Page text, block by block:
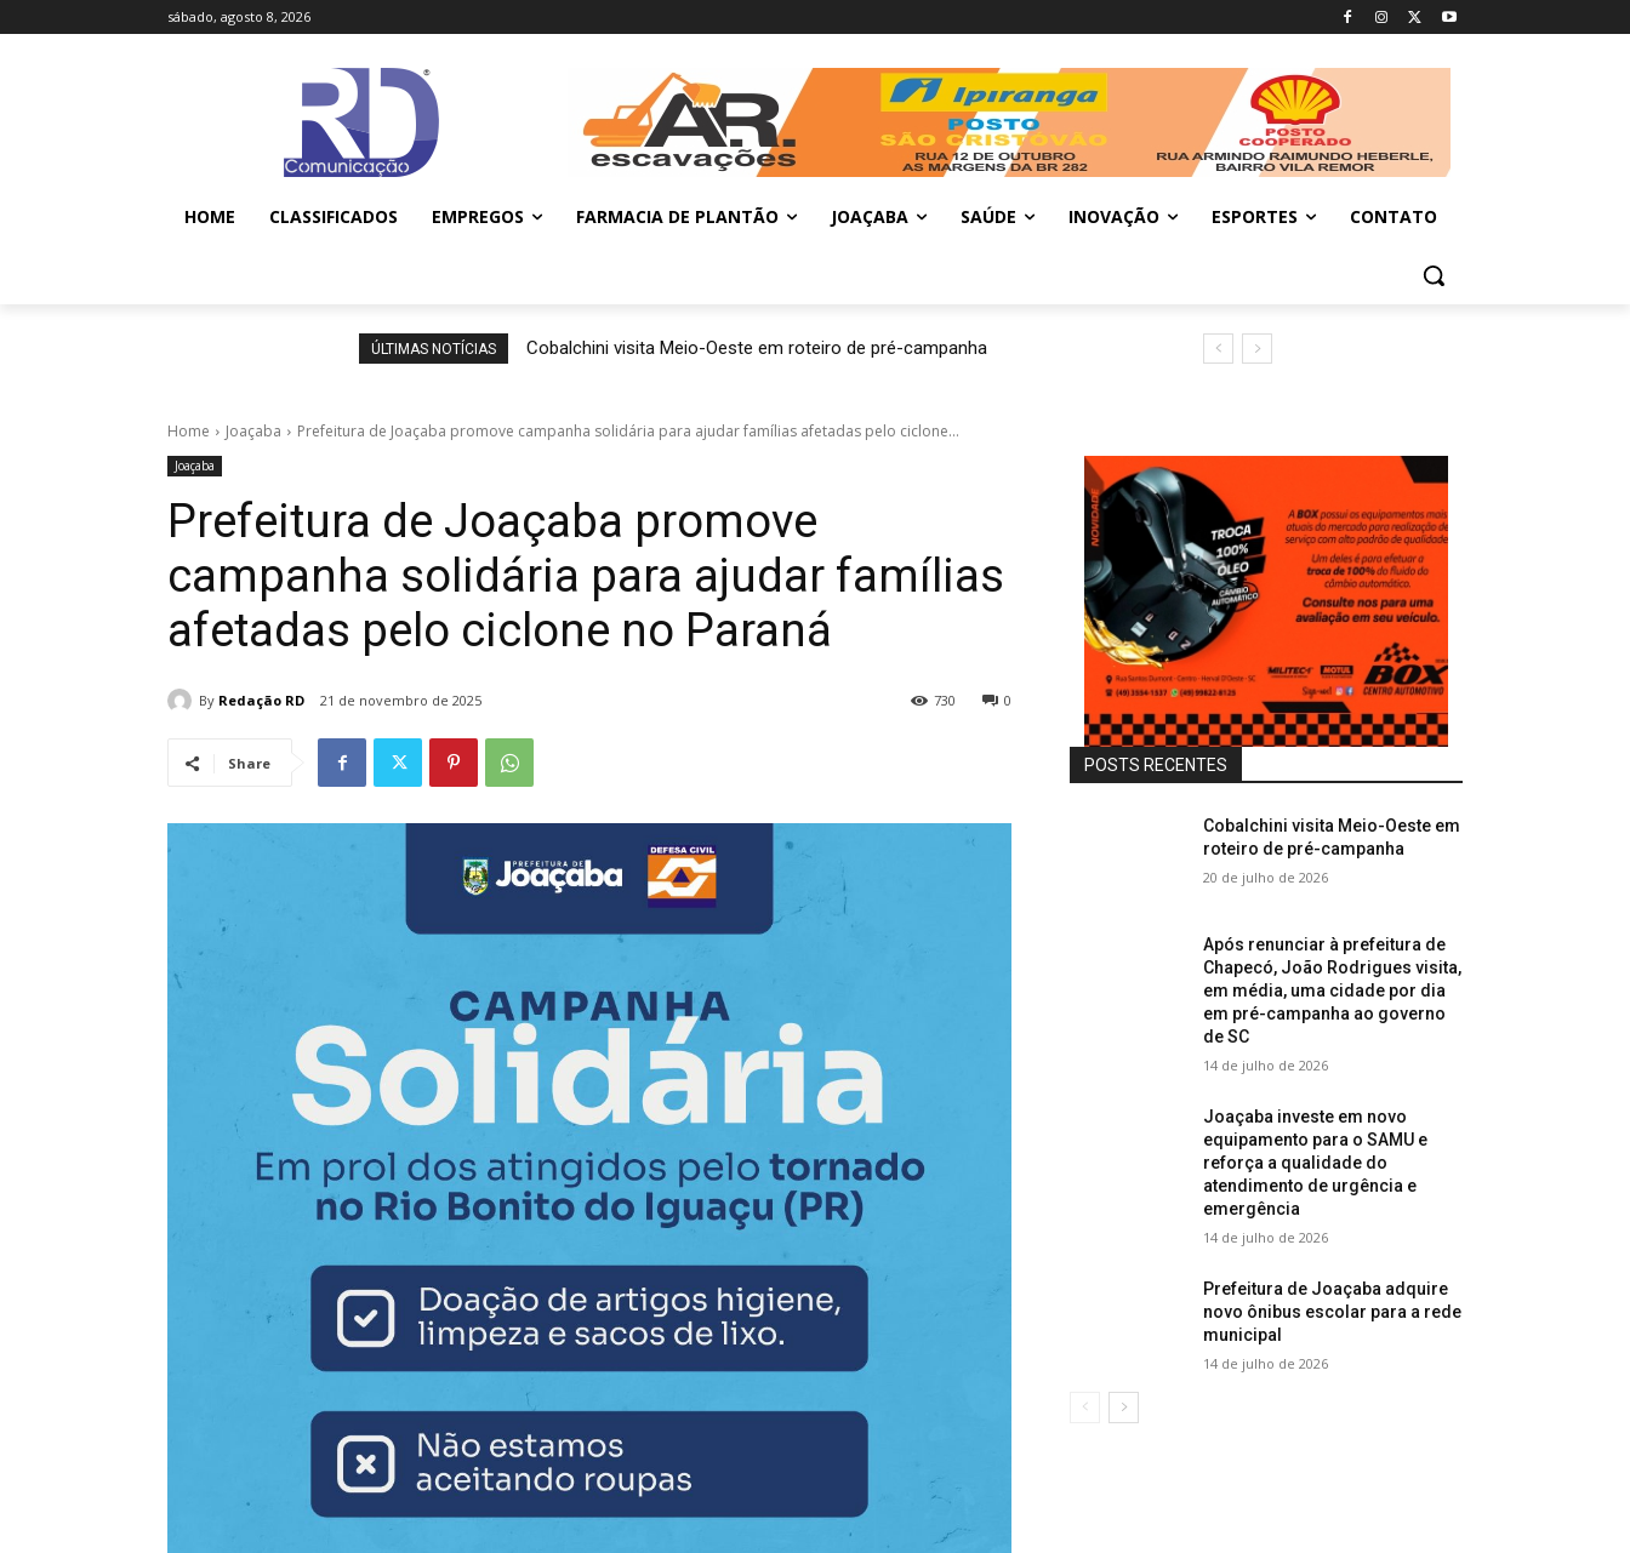
sábado, agosto 8, 2026
HOME CLASSIFICADOS EMPREGOS FARMACIA DE PLANTÃO JOAÇABA SAÚDE INOVAÇÃO ESPORTES CONTATO
ÚLTIMAS NOTÍCIAS Cobalchini visita Meio-Oeste em roteiro de pré-campanha
Home Joaçaba Prefeitura de Joaçaba promove campanha solidária para ajudar famílias afetadas pelo ciclone...
Joaçaba
Prefeitura de Joaçaba promove
campanha solidária para ajudar famílias
afetadas pelo ciclone no Paraná
By Redação RD 21 de novembro de 2025 0
730
Share POSTS RECENTES
Cobalchini visita Meio-Oeste em
roteiro de pré-campanha
20 de julho de 2026
Após renunciar à prefeitura de
Chapecó, João Rodrigues visita,
em média, uma cidade por dia
em pré-campanha ao governo
de SC
14 de julho de 2026
Joaçaba investe em novo
equipamento para o SAMU e
reforça a qualidade do
atendimento de urgência e
emergência
14 de julho de 2026
Prefeitura de Joaçaba adquire
novo ônibus escolar para a rede
municipal
14 de julho de 2026